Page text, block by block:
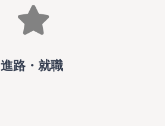
進路・就職